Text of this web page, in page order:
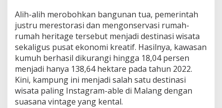
Alih-alih merobohkan bangunan tua, pemerintah
justru merestorasi dan mengonservasi rumah-
rumah heritage tersebut menjadi destinasi wisata
sekaligus pusat ekonomi kreatif. Hasilnya, kawasan
kumuh berhasil dikurangi hingga 18,04 persen
menjadi hanya 138,64 hektare pada tahun 2022.
Kini, kampung ini menjadi salah satu destinasi
wisata paling Instagram-able di Malang dengan
suasana vintage yang kental.